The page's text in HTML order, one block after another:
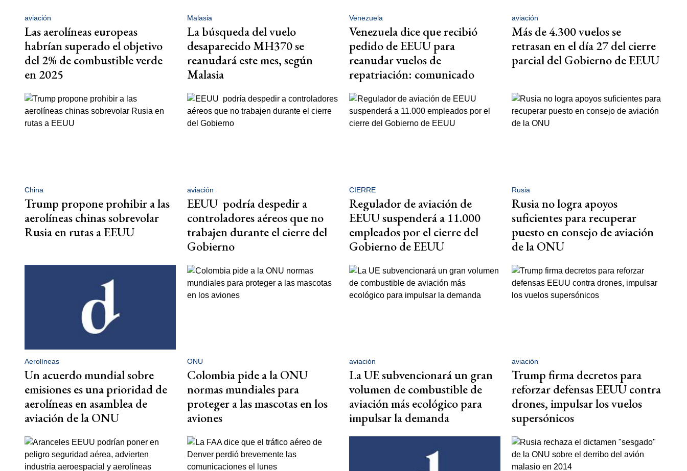
aviación
Las aerolíneas europeas
habrían superado el objetivo
del 2% de combustible verde
en 2025
Malasia
La búsqueda del vuelo
desaparecido MH370 se
reanudará este mes, según
Malasia
Venezuela
Venezuela dice que recibió
pedido de EEUU para
reanudar vuelos de
repatriación: comunicado
aviación
Más de 4.300 vuelos se
retrasan en el día 27 del cierre
parcial del Gobierno de EEUU
China
Trump propone prohibir a las
aerolíneas chinas sobrevolar
Rusia en rutas a EEUU
aviación
EEUU podría despedir a
controladores aéreos que no
trabajen durante el cierre del
Gobierno
CIERRE
Regulador de aviación de
EEUU suspenderá a 11.000
empleados por el cierre del
Gobierno de EEUU
Rusia
Rusia no logra apoyos
suficientes para recuperar
puesto en consejo de aviación
de la ONU
Aerolíneas
Un acuerdo mundial sobre
emisiones es una prioridad de
aerolíneas en asamblea de
aviación de la ONU
ONU
Colombia pide a la ONU
normas mundiales para
proteger a las mascotas en los
aviones
aviación
La UE subvencionará un gran
volumen de combustible de
aviación más ecológico para
impulsar la demanda
aviación
Trump firma decretos para
reforzar defensas EEUU contra
drones, impulsar los vuelos
supersónicos